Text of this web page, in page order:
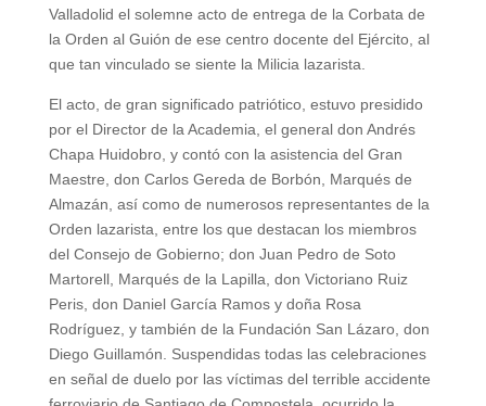
Valladolid el solemne acto de entrega de la Corbata de
la Orden al Guión de ese centro docente del Ejército, al
que tan vinculado se siente la Milicia lazarista.
El acto, de gran significado patriótico, estuvo presidido
por el Director de la Academia, el general don Andrés
Chapa Huidobro, y contó con la asistencia del Gran
Maestre, don Carlos Gereda de Borbón, Marqués de
Almazán, así como de numerosos representantes de la
Orden lazarista, entre los que destacan los miembros
del Consejo de Gobierno; don Juan Pedro de Soto
Martorell, Marqués de la Lapilla, don Victoriano Ruiz
Peris, don Daniel García Ramos y doña Rosa
Rodríguez, y también de la Fundación San Lázaro, don
Diego Guillamón. Suspendidas todas las celebraciones
en señal de duelo por las víctimas del terrible accidente